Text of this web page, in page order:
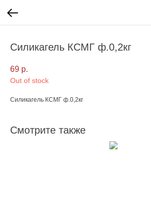
Силикагель КСМГ ф.0,2кг
69 р.
Out of stock
Силикагель КСМГ ф.0,2кг
Смотрите также